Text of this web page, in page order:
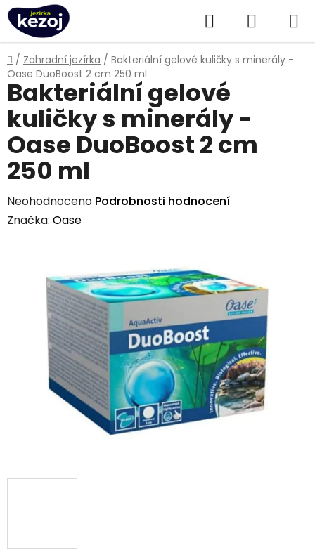
Přejít
na
obsah
Hledat
KOŠÍK
Domů
/ Zahradní jezírka / Bakteriální gelové kuličky s minerály -
Oase DuoBoost 2 cm 250 ml
Bakteriální gelové
kuličky s minerály -
Oase DuoBoost 2 cm
250 ml
Průměrné
hodnocení
hvězdiček.
Neohodnoceno Podrobnosti hodnocení
Značka: Oase